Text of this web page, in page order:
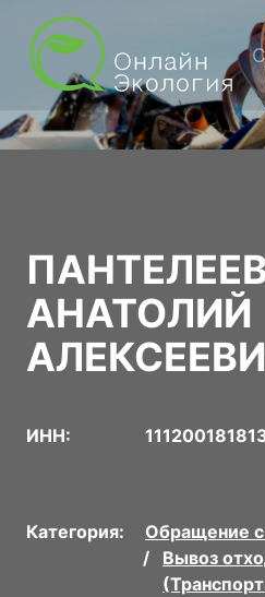
АНАТОЛИЙ
ИНН:
Категория:
Обращение
Вывоз